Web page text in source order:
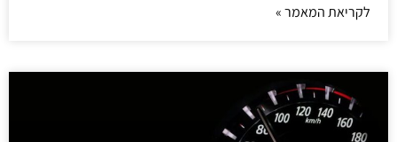
לקריאת המאמר »